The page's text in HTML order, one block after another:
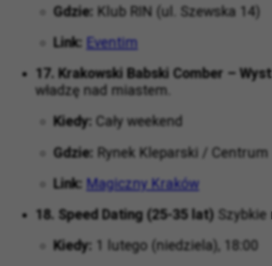
Gdzie: Klub RIN (ul. Szewska 14)
Link: Eventim
17. Krakowski Babski Comber –
władzę nad miastem.
Kiedy: Cały weekend
Gdzie: Rynek Kleparski /
Link: Magiczny Kraków
18. Speed Dating (25-35 lat)
Kiedy: 1 lutego (niedziela), 18:00